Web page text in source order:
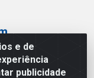
e de
publicidade
Paulo/SP